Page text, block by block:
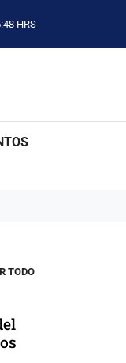
HRS
TODO